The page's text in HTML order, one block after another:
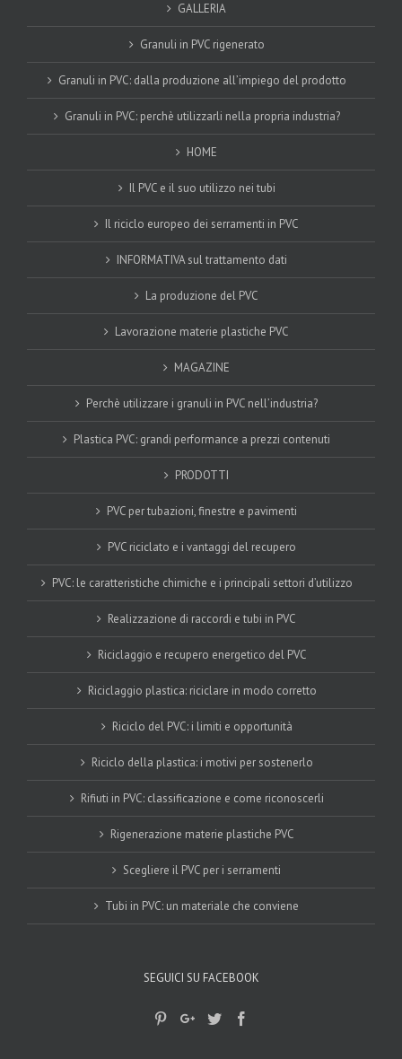
GALLERIA
Granuli in PVC rigenerato
Granuli in PVC: dalla produzione all’impiego del prodotto
Granuli in PVC: perchè utilizzarli nella propria industria?
HOME
Il PVC e il suo utilizzo nei tubi
Il riciclo europeo dei serramenti in PVC
INFORMATIVA sul trattamento dati
La produzione del PVC
Lavorazione materie plastiche PVC
MAGAZINE
Perchè utilizzare i granuli in PVC nell’industria?
Plastica PVC: grandi performance a prezzi contenuti
PRODOTTI
PVC per tubazioni, finestre e pavimenti
PVC riciclato e i vantaggi del recupero
PVC: le caratteristiche chimiche e i principali settori d’utilizzo
Realizzazione di raccordi e tubi in PVC
Riciclaggio e recupero energetico del PVC
Riciclaggio plastica: riciclare in modo corretto
Riciclo del PVC: i limiti e opportunità
Riciclo della plastica: i motivi per sostenerlo
Rifiuti in PVC: classificazione e come riconoscerli
Rigenerazione materie plastiche PVC
Scegliere il PVC per i serramenti
Tubi in PVC: un materiale che conviene
SEGUICI SU FACEBOOK